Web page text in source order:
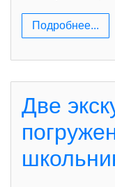
Подробнее...
Две